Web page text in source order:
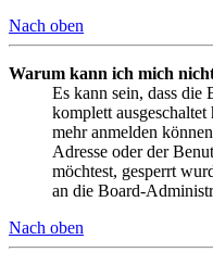
Nach oben
Warum kann ich mich
Es kann sein, dass
komplett
mehr anmelden
Adresse oder der
möchtest, gesperrt
an die Board-
Nach oben